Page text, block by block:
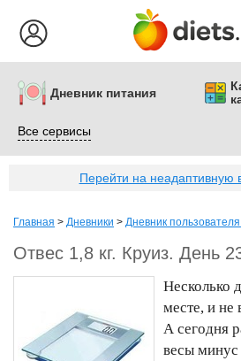
Дневник питания
Все сервисы
Перейти на неадаптивную
Главная > Дневники > Дневник
Отвес 1,8 кг. Круиз. День
Несколько
месте, и не
А сегодня
весы